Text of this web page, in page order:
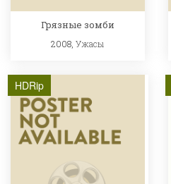
Грязные зомби
2008,Ужасы
HDRip